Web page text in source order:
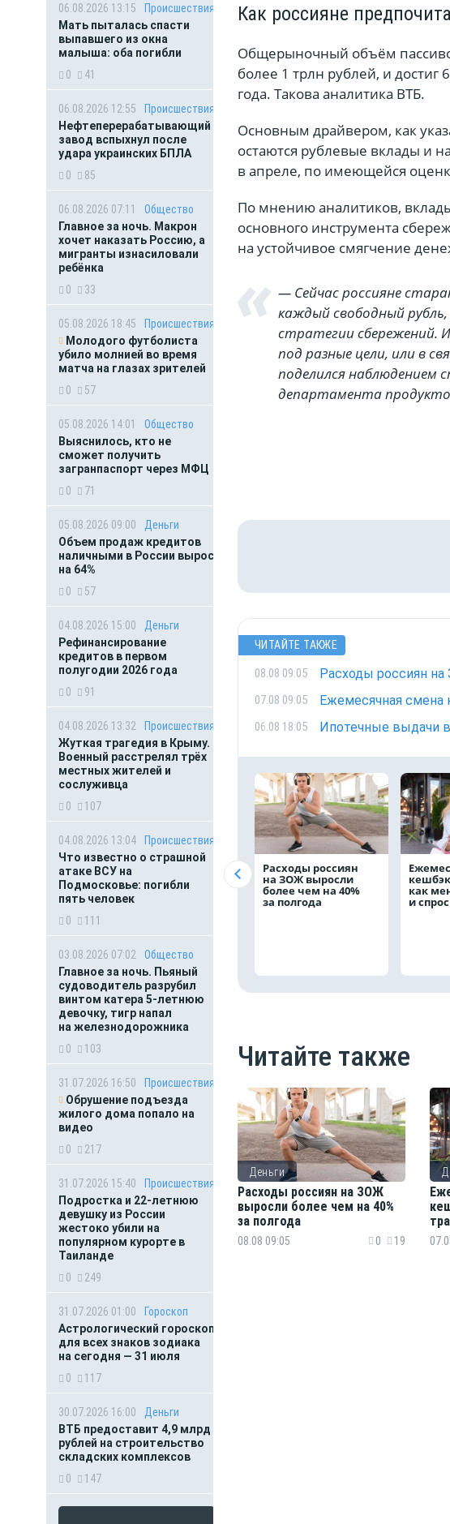
06.08.2026 13:15
Происшествия
Мать пыталась спасти
выпавшего из окна
малыша: оба погибли
0
41
06.08.2026 12:55
Происшествия
Нефтеперерабатывающий
завод вспыхнул после
удара украинских БПЛА
0
85
06.08.2026 07:11
Общество
Главное за ночь. Макрон
хочет наказать Россию, а
мигранты изнасиловали
ребёнка
0
33
05.08.2026 18:45
Происшествия
Молодого футболиста
убило молнией во время
матча на глазах зрителей
0
57
05.08.2026 14:01
Общество
Выяснилось, кто не
сможет получить
загранпаспорт через МФЦ
0
71
05.08.2026 09:00
Деньги
Объем продаж кредитов
наличными в России вырос
на 64%
0
57
04.08.2026 15:00
Деньги
Рефинансирование
кредитов в первом
полугодии 2026 года
0
91
04.08.2026 13:32
Происшествия
Жуткая трагедия в Крыму.
Военный расстрелял трёх
местных жителей и
сослуживца
0
107
04.08.2026 13:04
Происшествия
Что известно о страшной
атаке ВСУ на
Подмосковье: погибли
пять человек
0
111
03.08.2026 07:02
Общество
Главное за ночь. Пьяный
судоводитель разрубил
винтом катера 5-летнюю
девочку, тигр напал
на железнодорожника
0
103
31.07.2026 16:50
Происшествия
Обрушение подъезда
жилого дома попало на
видео
0
217
31.07.2026 15:40
Происшествия
Подростка и 22-летнюю
девушку из России
жестоко убили на
популярном курорте в
Таиланде
0
249
31.07.2026 01:00
Гороскоп
Астрологический гороскоп
для всех знаков зодиака
на сегодня — 31 июля
0
117
30.07.2026 16:00
Деньги
ВТБ предоставит 4,9 млрд
рублей на строительство
складских комплексов
0
147
Как россияне
Общерыночный объём
более 1 трлн рублей, и достиг
года. Такова аналитика ВТБ.
Основным драйвером, как
остаются рублевые вклады и
в апреле, по имеющейся
По мнению аналитиков,
основного инструмента
на устойчивое смягчение
— Сейчас россияне
каждый свободный
стратегии сбережений.
под разные цели, или в
поделился наблюдением
департамента
ЧИТАЙТЕ ТАКЖЕ
08.08 09:05 Расходы россиян на
07.08 09:05 Ежемесячная смена
06.08 18:05 Ипотечные выдачи
Расходы россиян
на ЗОЖ выросли
более чем на 40%
за полгода
как
и спрос
Читайте также
Деньги
Расходы россиян на ЗОЖ
выросли более чем на 40%
за полгода
08.08 09:05 0 19